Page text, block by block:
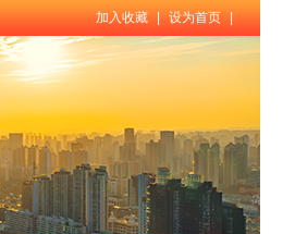
加入收藏 | 设为首页 |